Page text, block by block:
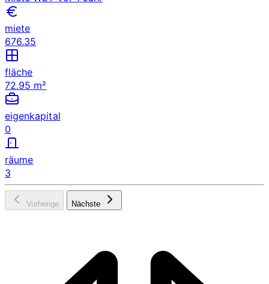
miete
676.35
fläche
72.95 m²
eigenkapital
0
räume
3
Vorherige Nächste